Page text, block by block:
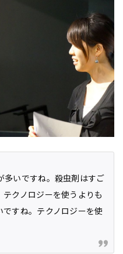
多いですね。殺虫剤はすご
クノロジーを使うよりも
すね。テクノロジーを使